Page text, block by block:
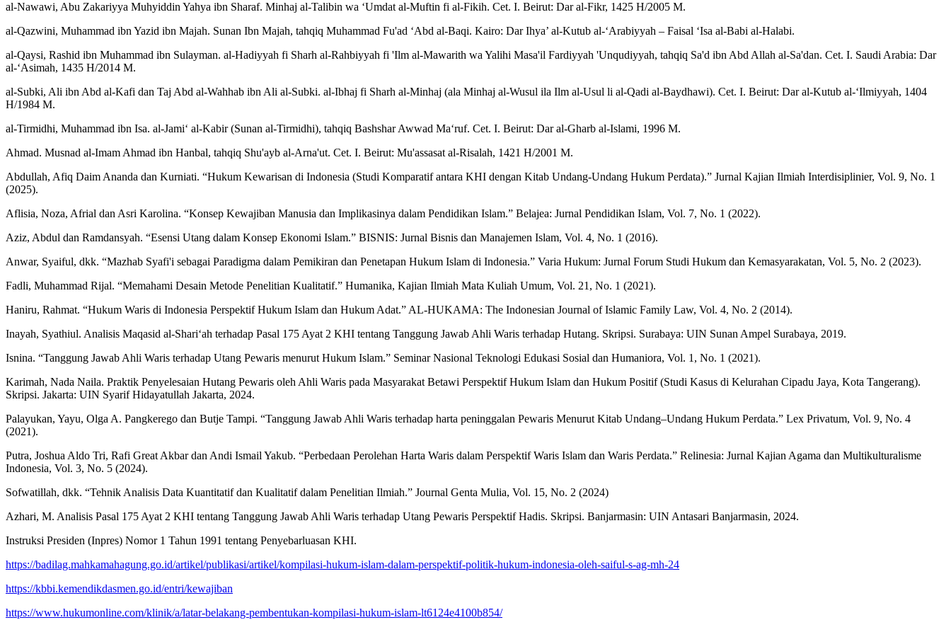
al-Nawawi, Abu Zakariyya Muhyiddin Yahya ibn Sharaf. Minhaj al-Talibin wa ‘Umdat al-Muftin fi al-Fikih. Cet. I. Beirut: Dar al-Fikr, 1425 H/2005 M.
al-Qazwini, Muhammad ibn Yazid ibn Majah. Sunan Ibn Majah, tahqiq Muhammad Fu'ad ‘Abd al-Baqi. Kairo: Dar Ihya’ al-Kutub al-‘Arabiyyah – Faisal ‘Isa al-Babi al-Halabi.
al-Qaysi, Rashid ibn Muhammad ibn Sulayman. al-Hadiyyah fi Sharh al-Rahbiyyah fi 'Ilm al-Mawarith wa Yalihi Masa'il Fardiyyah 'Unqudiyyah, tahqiq Sa'd ibn Abd Allah al-Sa'dan. Cet. I. Saudi Arabia: Dar
al-‘Asimah, 1435 H/2014 M.
al-Subki, Ali ibn Abd al-Kafi dan Taj Abd al-Wahhab ibn Ali al-Subki. al-Ibhaj fi Sharh al-Minhaj (ala Minhaj al-Wusul ila Ilm al-Usul li al-Qadi al-Baydhawi). Cet. I. Beirut: Dar al-Kutub al-‘Ilmiyyah, 1404
H/1984 M.
al-Tirmidhi, Muhammad ibn Isa. al-Jami‘ al-Kabir (Sunan al-Tirmidhi), tahqiq Bashshar Awwad Ma‘ruf. Cet. I. Beirut: Dar al-Gharb al-Islami, 1996 M.
Ahmad. Musnad al-Imam Ahmad ibn Hanbal, tahqiq Shu'ayb al-Arna'ut. Cet. I. Beirut: Mu'assasat al-Risalah, 1421 H/2001 M.
Abdullah, Afiq Daim Ananda dan Kurniati. “Hukum Kewarisan di Indonesia (Studi Komparatif antara KHI dengan Kitab Undang-Undang Hukum Perdata).” Jurnal Kajian Ilmiah Interdisiplinier, Vol. 9, No. 1
(2025).
Aflisia, Noza, Afrial dan Asri Karolina. “Konsep Kewajiban Manusia dan Implikasinya dalam Pendidikan Islam.” Belajea: Jurnal Pendidikan Islam, Vol. 7, No. 1 (2022).
Aziz, Abdul dan Ramdansyah. “Esensi Utang dalam Konsep Ekonomi Islam.” BISNIS: Jurnal Bisnis dan Manajemen Islam, Vol. 4, No. 1 (2016).
Anwar, Syaiful, dkk. “Mazhab Syafi'i sebagai Paradigma dalam Pemikiran dan Penetapan Hukum Islam di Indonesia.” Varia Hukum: Jurnal Forum Studi Hukum dan Kemasyarakatan, Vol. 5, No. 2 (2023).
Fadli, Muhammad Rijal. “Memahami Desain Metode Penelitian Kualitatif.” Humanika, Kajian Ilmiah Mata Kuliah Umum, Vol. 21, No. 1 (2021).
Haniru, Rahmat. “Hukum Waris di Indonesia Perspektif Hukum Islam dan Hukum Adat.” AL-HUKAMA: The Indonesian Journal of Islamic Family Law, Vol. 4, No. 2 (2014).
Inayah, Syathiul. Analisis Maqasid al-Shari‘ah terhadap Pasal 175 Ayat 2 KHI tentang Tanggung Jawab Ahli Waris terhadap Hutang. Skripsi. Surabaya: UIN Sunan Ampel Surabaya, 2019.
Isnina. “Tanggung Jawab Ahli Waris terhadap Utang Pewaris menurut Hukum Islam.” Seminar Nasional Teknologi Edukasi Sosial dan Humaniora, Vol. 1, No. 1 (2021).
Karimah, Nada Naila. Praktik Penyelesaian Hutang Pewaris oleh Ahli Waris pada Masyarakat Betawi Perspektif Hukum Islam dan Hukum Positif (Studi Kasus di Kelurahan Cipadu Jaya, Kota Tangerang).
Skripsi. Jakarta: UIN Syarif Hidayatullah Jakarta, 2024.
Palayukan, Yayu, Olga A. Pangkerego dan Butje Tampi. “Tanggung Jawab Ahli Waris terhadap harta peninggalan Pewaris Menurut Kitab Undang–Undang Hukum Perdata.” Lex Privatum, Vol. 9, No. 4
(2021).
Putra, Joshua Aldo Tri, Rafi Great Akbar dan Andi Ismail Yakub. “Perbedaan Perolehan Harta Waris dalam Perspektif Waris Islam dan Waris Perdata.” Relinesia: Jurnal Kajian Agama dan Multikulturalisme
Indonesia, Vol. 3, No. 5 (2024).
Sofwatillah, dkk. “Tehnik Analisis Data Kuantitatif dan Kualitatif dalam Penelitian Ilmiah.” Journal Genta Mulia, Vol. 15, No. 2 (2024)
Azhari, M. Analisis Pasal 175 Ayat 2 KHI tentang Tanggung Jawab Ahli Waris terhadap Utang Pewaris Perspektif Hadis. Skripsi. Banjarmasin: UIN Antasari Banjarmasin, 2024.
Instruksi Presiden (Inpres) Nomor 1 Tahun 1991 tentang Penyebarluasan KHI.
https://badilag.mahkamahagung.go.id/artikel/publikasi/artikel/kompilasi-hukum-islam-dalam-perspektif-politik-hukum-indonesia-oleh-saiful-s-ag-mh-24
https://kbbi.kemendikdasmen.go.id/entri/kewajiban
https://www.hukumonline.com/klinik/a/latar-belakang-pembentukan-kompilasi-hukum-islam-lt6124e4100b854/